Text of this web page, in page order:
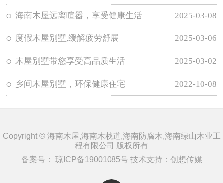
海南木屋远离喧嚣，享受健康生活 2025-03-08
度假木屋别墅,缓解疲劳舒展 2025-03-06
木屋别墅带您享受高品质生活 2025-03-02
乡间木屋别墅，环保健康住宅 2022-10-08
Copyright © 海南木屋,海南木栈道,海南防腐木,海南绿山木业工
程有限公司 版权所有
备案号：
琼ICP备19001085号技术支持： 创想传媒